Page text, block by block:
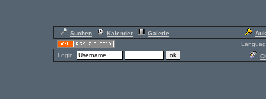
Suchen Kalender Galerie
Login: